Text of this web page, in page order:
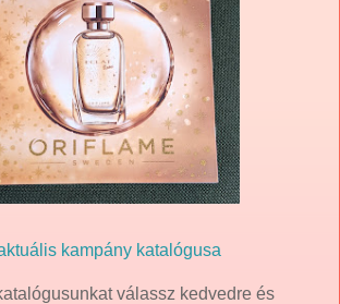
kampány katalógusa
válassz kedvedre és